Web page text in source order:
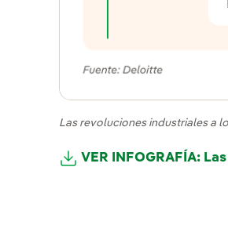
Las revoluciones industriales a
Enlace externo, se abre
VER INFOGRAFÍA: